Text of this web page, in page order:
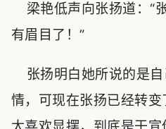
梁艳低声向张扬道：“
有眉目了！”
张扬明白她所说的是自
情，可现在张扬已经转